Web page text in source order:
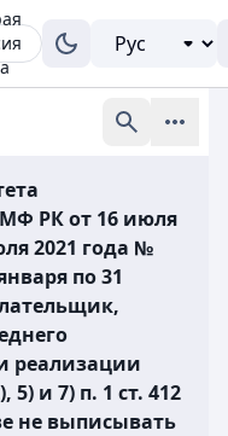
РК от 16 июля
2021 года №
по 31
реализации
и 7) п. 1 ст. 412
не выписывать